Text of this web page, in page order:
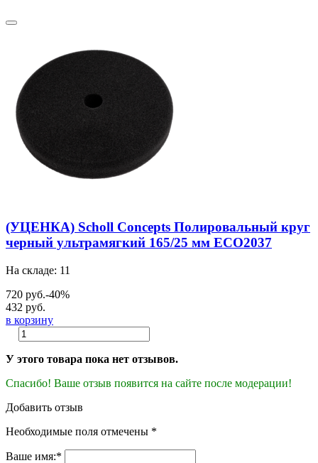
(УЦЕНКА) Scholl Concepts Полировальный круг
черный ультрамягкий 165/25 мм ECO2037
На складе: 11
720 руб.-40%
432 руб.
в корзину
У этого товара пока нет отзывов.
Спасибо! Ваше отзыв появится на сайте после модерации!
Добавить отзыв
Необходимые поля отмечены *
Ваше имя:*